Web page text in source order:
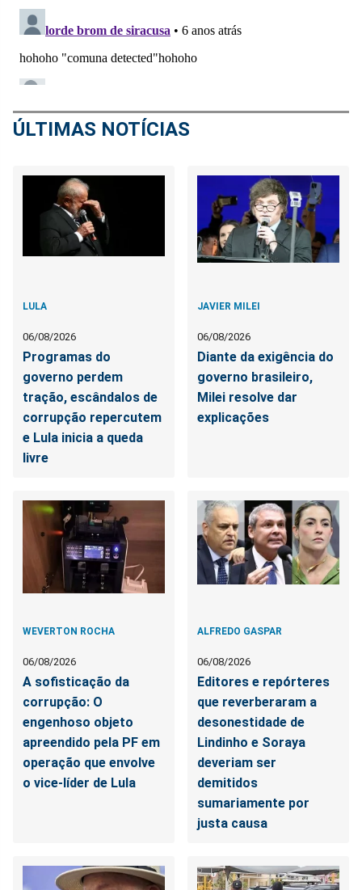
ÚLTIMAS NOTÍCIAS
LULA
06/08/2026
Programas do
governo perdem
tração, escândalos de
corrupção repercutem
e Lula inicia a queda
livre
JAVIER MILEI
06/08/2026
Diante da exigência do
governo brasileiro,
Milei resolve dar
explicações
WEVERTON ROCHA
06/08/2026
A sofisticação da
corrupção: O
engenhoso objeto
apreendido pela PF em
operação que envolve
o vice-líder de Lula
ALFREDO GASPAR
06/08/2026
Editores e repórteres
que reverberaram a
desonestidade de
Lindinho e Soraya
deveriam ser
demitidos
sumariamente por
justa causa